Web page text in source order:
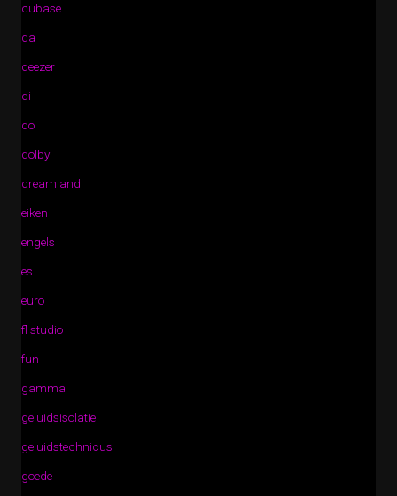
cubase
da
deezer
di
do
dolby
dreamland
eiken
engels
es
euro
fl studio
fun
gamma
geluidsisolatie
geluidstechnicus
goede